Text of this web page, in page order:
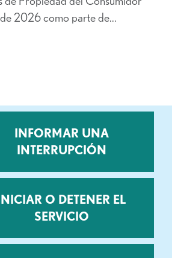
2026 como parte de...
INFORMAR UNA
INTERRUPCIÓN
O DETENER EL
SERVICIO